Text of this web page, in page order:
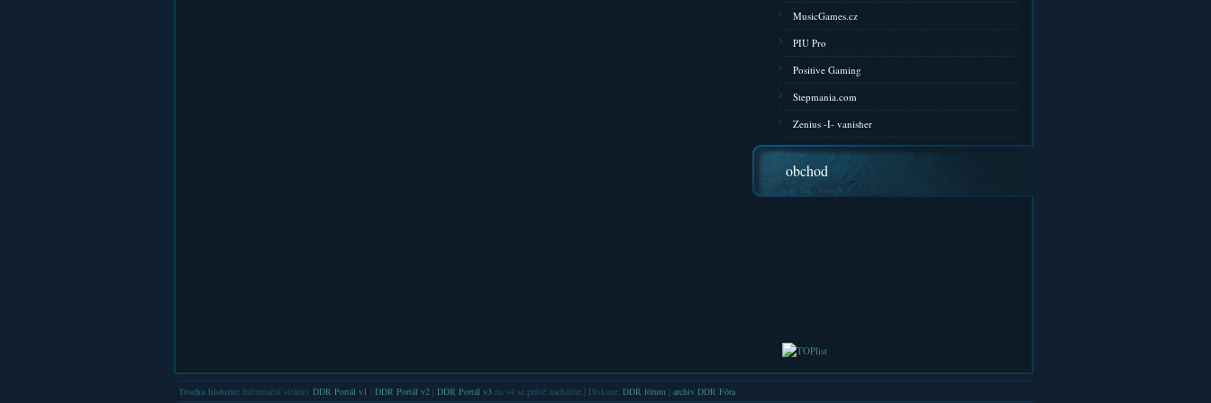
MusicGames.cz
PIU Pro
Positive Gaming
Stepmania.com
Zenius -I- vanisher
obchod
Trocha historie: Informační stránky DDR Portál v1 DDR Portál v2| DDR Portál v3na v4 se právě nacházíte | Diskuze: DDR fórum archiv DDR Fóra